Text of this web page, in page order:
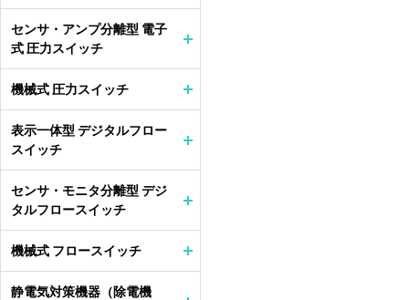
センサ・アンプ分離型 電子
式 圧力スイッチ
機械式 圧力スイッチ
表示一体型 デジタルフロー
スイッチ
センサ・モニタ分離型 デジ
タルフロースイッチ
機械式 フロースイッチ
静電気対策機器（除電機